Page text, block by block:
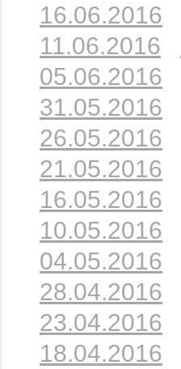
16.06.2016
11.06.2016
05.06.2016
31.05.2016
26.05.2016
21.05.2016
16.05.2016
10.05.2016
04.05.2016
28.04.2016
23.04.2016
18.04.2016